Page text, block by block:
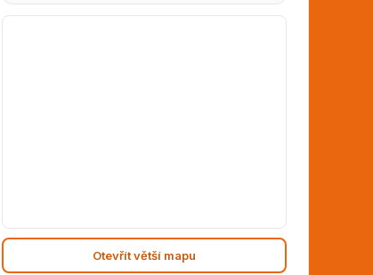
Otevřít větší mapu